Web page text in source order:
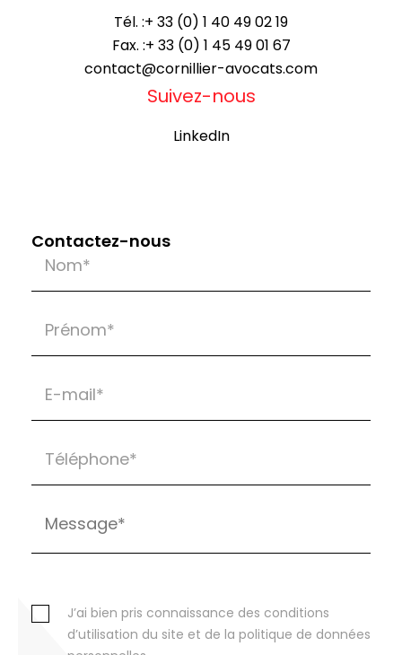
Tél. :+ 33 (0) 1 40 49 02 19
Fax. :+ 33 (0) 1 45 49 01 67
contact@cornillier-avocats.com
Suivez-nous
LinkedIn
Contactez-nous
J’ai bien pris connaissance des conditions
d’utilisation du site et de la politique de données